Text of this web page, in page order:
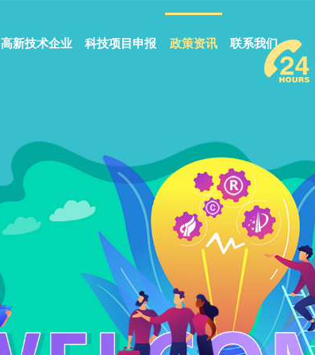
高新技术企业 科技项目申报 政策资讯 联系我们